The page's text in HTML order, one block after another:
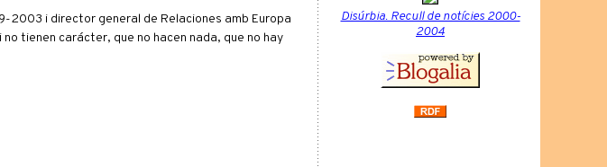
2003 i director general de Relaciones amb Europa
tienen carácter, que no hacen nada, que no hay
Disúrbia. Recull de notícies 2000-
2004